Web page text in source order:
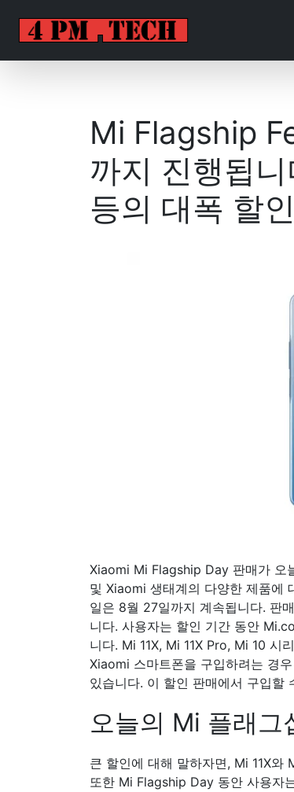
Mi Flagship
까지 진행됩
등의 대폭 할인
Xiaomi Mi Flagship Day 판매가 오
및 Xiaomi 생태계의 다양한 제품에
일은 8월 27일까지 계속됩니다. 판
니다. 사용자는 할인 기간 동안
니다. Mi 11X, Mi 11X Pro, Mi 10 시
Xiaomi 스마트폰을 구입하려는 경
있습니다. 이 할인 판매에서 구입할
오늘의 Mi 플래그
큰 할인에 대해 말하자면, Mi 11X와
또한 Mi Flagship Day 동안 사용자